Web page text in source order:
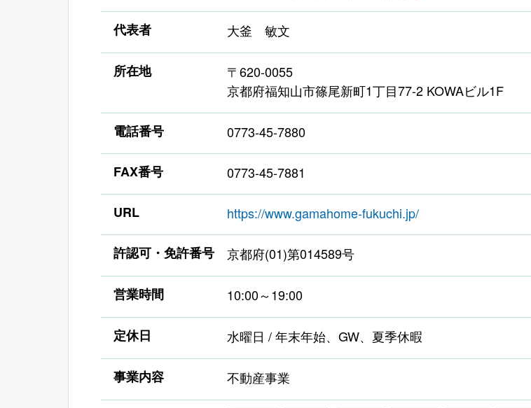
代表者 大釜 敏文
所在地
〒620-0055
京都府福知山市篠尾新町1丁目77-2 KOWAビル1F
電話番号 0773-45-7880
FAX番号 0773-45-7881
URL https://www.gamahome-fukuchi.jp/
許認可・免許番号 京都府(01)第014589号
営業時間 10:00～19:00
定休日 水曜日 / 年末年始、GW、夏季休暇
事業内容 不動産事業